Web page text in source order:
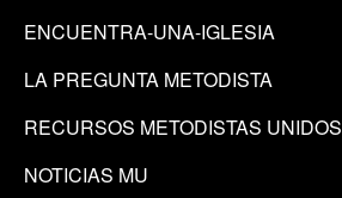
ENCUENTRA-UNA-IGLESIA
LA PREGUNTA METODISTA
RECURSOS METODISTAS UNIDOS
NOTICIAS MU